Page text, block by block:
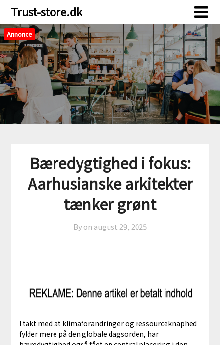
Skip
content
Skip
content
Trust-store.dk
Annonce
Bæredygtighed i fokus:
Aarhusianske arkitekter
tænker grønt
By on august 29, 2025
I takt med at klimaforandringer og ressourceknaphed
fylder mere på den globale dagsorden, har